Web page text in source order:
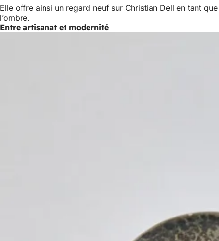
Elle offre ainsi un regard neuf sur Christian Dell en tant
l’ombre.
Entre artisanat et modernité